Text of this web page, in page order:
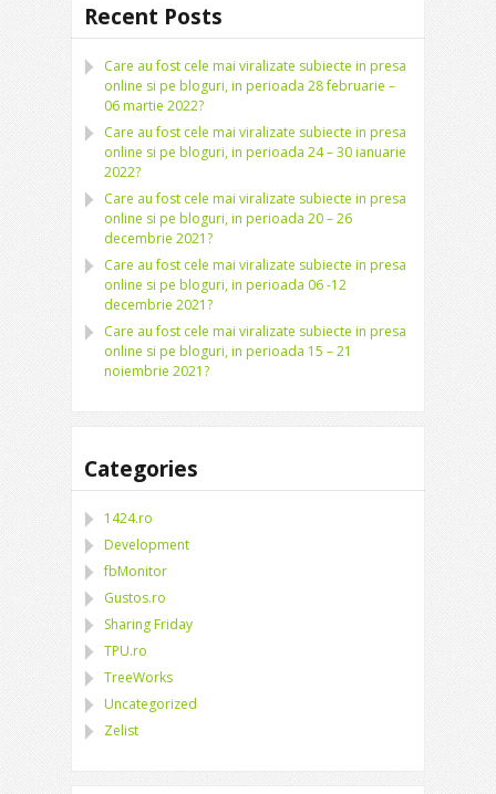
Recent Posts
Care au fost cele mai viralizate subiecte in presa
online si pe bloguri, in perioada 28 februarie –
06 martie 2022?
Care au fost cele mai viralizate subiecte in presa
online si pe bloguri, in perioada 24 – 30 ianuarie
2022?
Care au fost cele mai viralizate subiecte in presa
online si pe bloguri, in perioada 20 – 26
decembrie 2021?
Care au fost cele mai viralizate subiecte in presa
online si pe bloguri, in perioada 06 -12
decembrie 2021?
Care au fost cele mai viralizate subiecte in presa
online si pe bloguri, in perioada 15 – 21
noiembrie 2021?
Categories
1424.ro
Development
fbMonitor
Gustos.ro
Sharing Friday
TPU.ro
TreeWorks
Uncategorized
Zelist